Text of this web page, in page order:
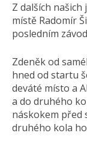
Z dalších
místě Radomír
posledním
Zdeněk od
hned od startu
deváté místo a
a do druhého
náskokem před
druhého kola